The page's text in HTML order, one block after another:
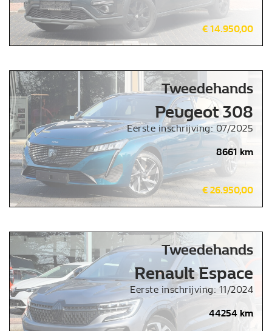
€ 14.950,00
Tweedehands
Peugeot 308
Eerste inschrijving: 07/2025
8661 km
€ 26.950,00
Tweedehands
Renault Espace
Eerste inschrijving: 11/2024
44254 km